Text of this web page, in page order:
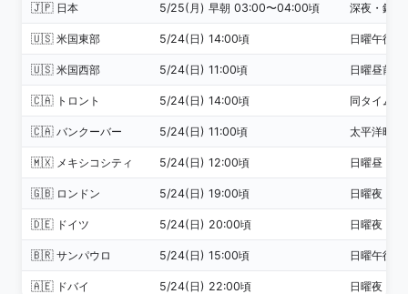
🇯🇵 日本 5/25(月) 早朝 03:00〜04:00頃 深夜・録画
🇺🇸 米国東部 5/24(日) 14:00頃 日曜午後
🇺🇸 米国西部 5/24(日) 11:00頃 日曜昼前
🇨🇦 トロント 5/24(日) 14:00頃 同タイムゾ
🇨🇦 バンクーバー 5/24(日) 11:00頃 太平洋時間
🇲🇽 メキシコシティ 5/24(日) 12:00頃 日曜昼
🇬🇧 ロンドン 5/24(日) 19:00頃 日曜夜
🇩🇪 ドイツ 5/24(日) 20:00頃 日曜夜
🇧🇷 サンパウロ 5/24(日) 15:00頃 日曜午後
🇦🇪 ドバイ 5/24(日) 22:00頃 日曜夜